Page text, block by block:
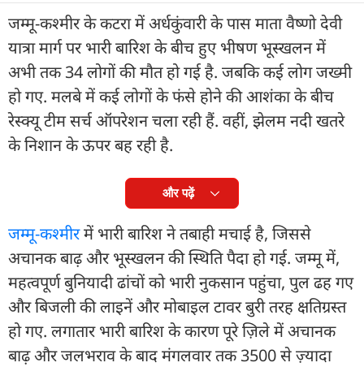
जम्मू-कश्मीर के कटरा में अर्धकुंवारी के पास माता वैष्णो देवी
यात्रा मार्ग पर भारी बारिश के बीच हुए भीषण भूस्खलन में
अभी तक 34 लोगों की मौत हो गई है. जबकि कई लोग जख्मी
हो गए. मलबे में कई लोगों के फंसे होने की आशंका के बीच
रेस्क्यू टीम सर्च ऑपरेशन चला रही हैं. वहीं, झेलम नदी खतरे
के निशान के ऊपर बह रही है.
और पढ़ें
जम्मू-कश्मीरमें भारी बारिश ने तबाही मचाई है, जिससे
अचानक बाढ़ और भूस्खलन की स्थिति पैदा हो गई. जम्मू में,
महत्वपूर्ण बुनियादी ढांचों को भारी नुकसान पहुंचा, पुल ढह गए
और बिजली की लाइनें और मोबाइल टावर बुरी तरह क्षतिग्रस्त
हो गए. लगातार भारी बारिश के कारण पूरे ज़िले में अचानक
बाढ़ और जलभराव के बाद मंगलवार तक 3500 से ज़्यादा